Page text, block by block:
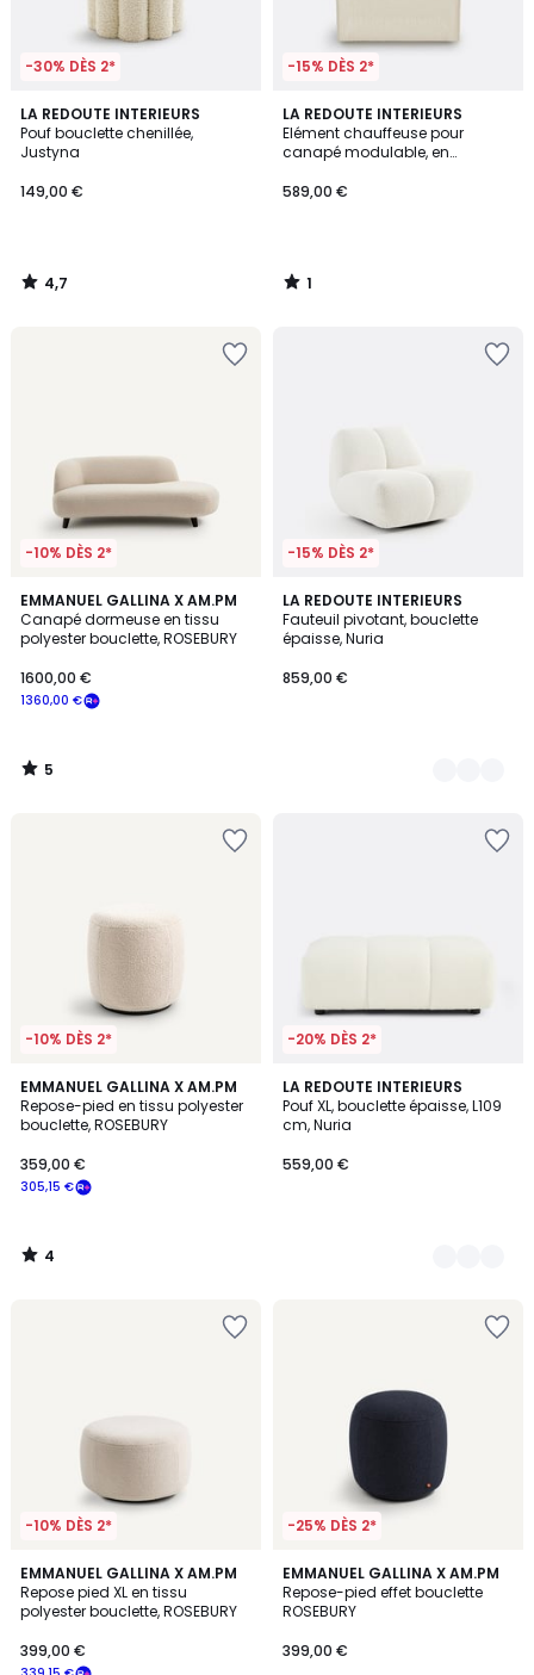
-30% DÈS 2*
LA REDOUTE INTERIEURS
Pouf bouclette chenillée,
Justyna
149,00 €
4,7
/ 5
4,7
/
-15% DÈS 2*
LA REDOUTE INTERIEURS
Elément chauffeuse pour
canapé modulable, en
589,00 €
1
/
5
1
/
-10% DÈS 2*
EMMANUEL GALLINA X AM.PM
Canapé dormeuse en tissu
polyester bouclette, ROSEBURY
1360,00 €
1600,00 €
5
/
5
5
/
-15% DÈS 2*
LA REDOUTE INTERIEURS
Fauteuil pivotant, bouclette
épaisse, Nuria
859,00 €
4
Couleurs
-10% DÈS 2*
EMMANUEL GALLINA X AM.PM
Repose-pied en tissu polyester
bouclette, ROSEBURY
305,15 €
359,00 €
4
/
5
4
/
-20% DÈS 2*
LA REDOUTE INTERIEURS
Pouf XL, bouclette épaisse, L109
cm, Nuria
559,00 €
4
Couleurs
-10% DÈS 2*
EMMANUEL GALLINA X AM.PM
Repose pied XL en tissu
polyester bouclette, ROSEBURY
399,00 €
5
/
5
-25% DÈS 2*
EMMANUEL GALLINA X AM.PM
Repose-pied effet bouclette
ROSEBURY
399,00 €
3
Couleurs